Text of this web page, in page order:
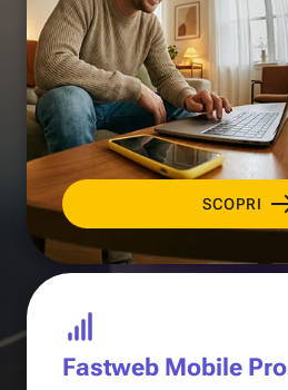
SCOPRI
Fastweb Mobile Pro